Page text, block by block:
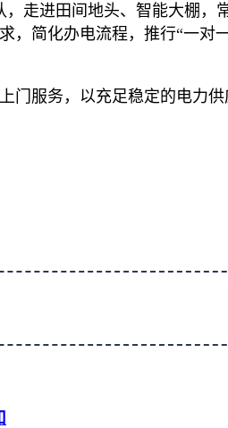
走进田间地头、智能大棚，
简化办电流程，推行“一对
门服务，以充足稳定的电力